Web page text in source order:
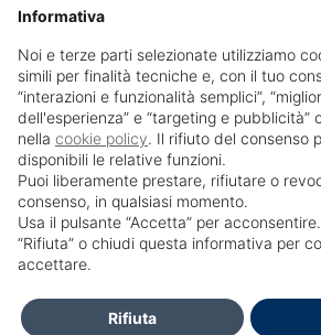
SailPortal 8.5.1 build
Dichiarazione di
Informativa
Noi e terze parti selezionate utilizziamo
simili per finalità tecniche e, con il tuo
“interazioni e funzionalità semplici”,
dell'esperienza” e “targeting e pubblicità”
nella cookie policy. Il rifiuto del consenso
disponibili le relative funzioni.
Puoi liberamente prestare, rifiutare o
consenso, in qualsiasi momento.
Usa il pulsante “Accetta” per
“Rifiuta” o chiudi questa informativa per
accettare.
Rifiuta